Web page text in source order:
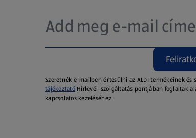
Szeretnék e-mailben értesülni az ALDI termékeinek
tájékoztatóHírlevél-szolgáltatás pontjában foglaltak
kapcsolatos kezeléséhez.